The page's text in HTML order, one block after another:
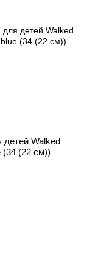
детей Walked
(34 (22 см))